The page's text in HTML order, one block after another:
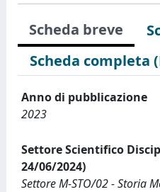
Scheda breve
Scheda completa
Anno di pubblicazione
2023
Settore Scientifico
24/06/2024)
Settore M-STO/02 - Storia